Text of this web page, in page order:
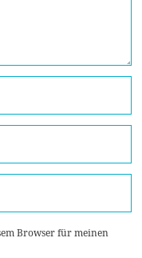
Browser für meinen